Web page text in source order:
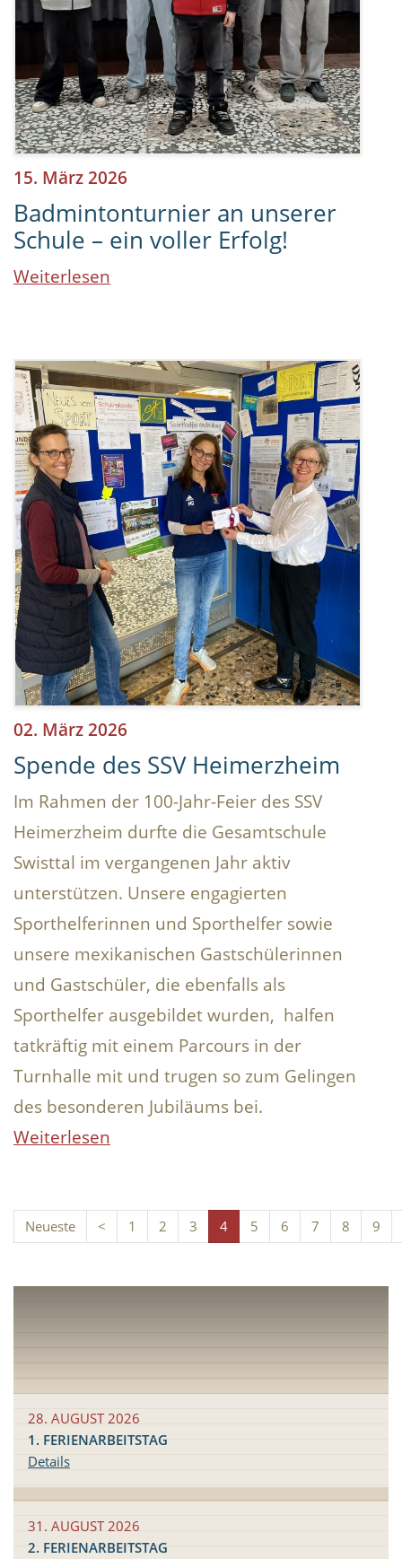
15. März 2026
Badmintonturnier an unserer
Schule – ein voller Erfolg!
Weiterlesen
02. März 2026
Spende des SSV Heimerzheim
Im Rahmen der 100-Jahr-Feier des SSV
Heimerzheim durfte die Gesamtschule
Swisttal im vergangenen Jahr aktiv
unterstützen. Unsere engagierten
Sporthelferinnen und Sporthelfer sowie
unsere mexikanischen Gastschülerinnen
und Gastschüler, die ebenfalls als
Sporthelfer ausgebildet wurden, halfen
tatkräftig mit einem Parcours in der
Turnhalle mit und trugen so zum Gelingen
des besonderen Jubiläums bei.
Weiterlesen
Neueste < 1 2 3 4 5 6 7 8 9
28. AUGUST 2026
1. FERIENARBEITSTAG
Details
31. AUGUST 2026
2. FERIENARBEITSTAG